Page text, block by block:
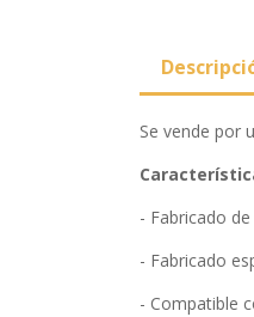
Se vende por
- Fabricado
- Fabricado
- Compatible